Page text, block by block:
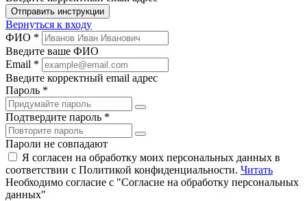
Отправить инструкции
Вернуться к входу
ФИО *
Введите ваше ФИО
Email *
Введите корректный email адрес
Пароль *
Подтвердите пароль *
Пароли не совпадают
Я согласен на обработку моих персональных данных в
соответствии с Политикой конфиденциальности. Читать
Необходимо согласие с "Согласие на обработку персональных
данных"